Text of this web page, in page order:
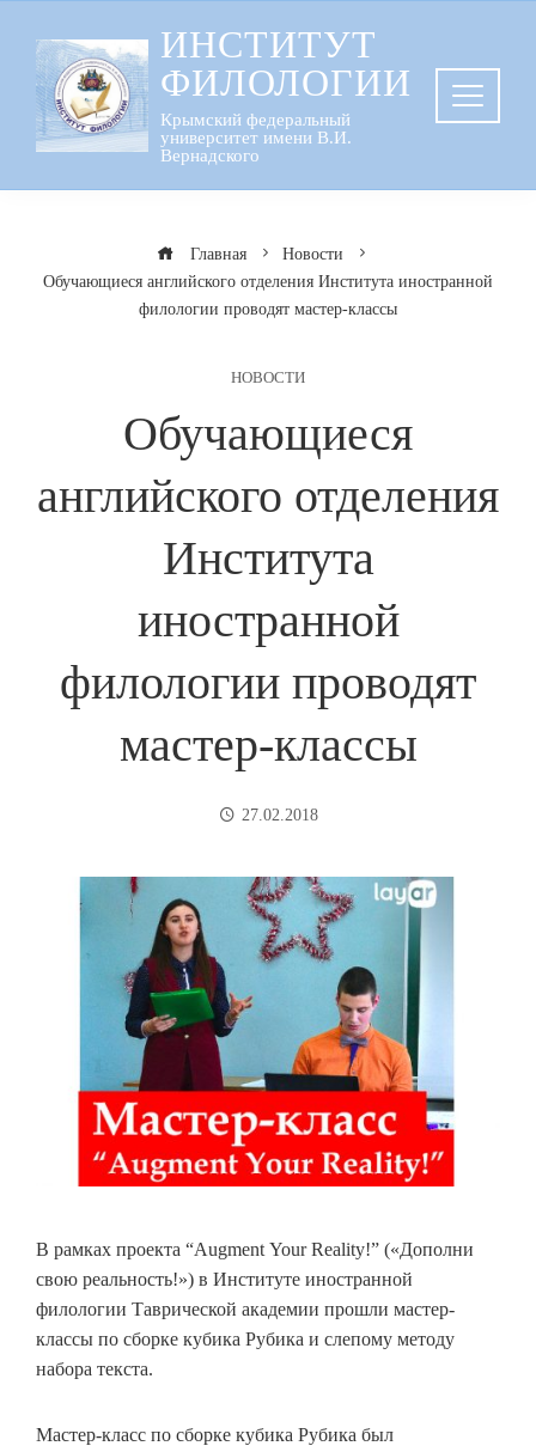
содержанию
ИНСТИТУТ
ФИЛОЛОГИИ
Крымский федеральный
университет имени В.И.
Вернадского
Главная
Новости
Обучающиеся английского отделения Института иностранной
филологии проводят мастер-классы
НОВОСТИ
Обучающиеся
английского отделения
Института
иностранной
филологии проводят
мастер-классы
27.02.2018
В рамках проекта “Augment Your Reality!” («Дополни
свою реальность!») в Институте иностранной
филологии Таврической академии прошли мастер-
классы по cборке кубика Рубика и слепому методу
набора текста.
Мастер-класс по cборке кубика Рубика был